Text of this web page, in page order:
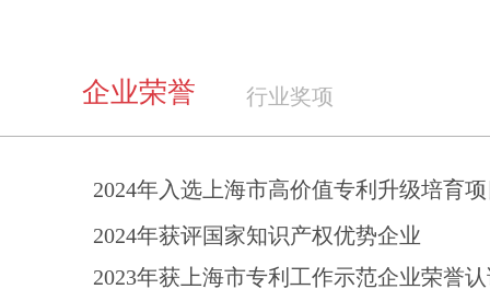
企业荣誉 行业奖项
2024年入选上海市高价值专利升级培育
2024年获评国家知识产权优势企业
2023年获上海市专利工作示范企业荣誉